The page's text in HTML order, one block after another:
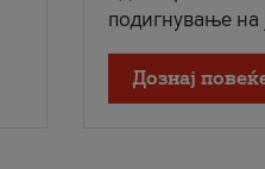
подигнување на
Дознај